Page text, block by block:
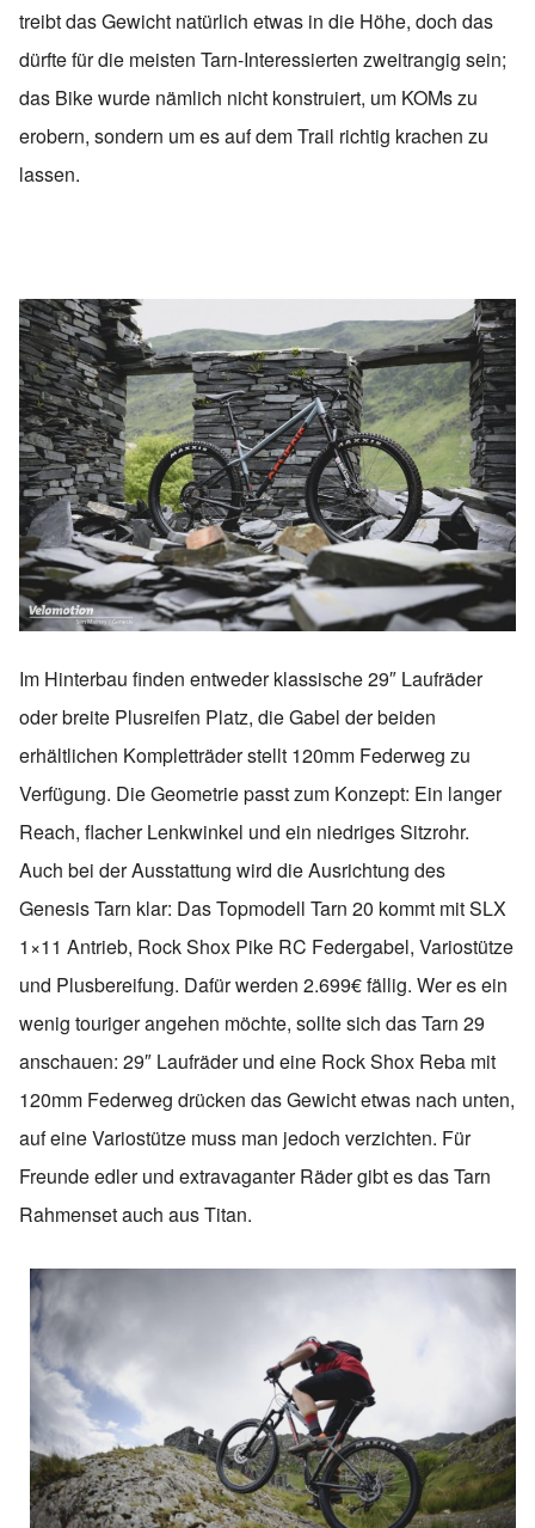
treibt das Gewicht natürlich etwas in die Höhe, doch das
dürfte für die meisten Tarn-Interessierten zweitrangig sein;
das Bike wurde nämlich nicht konstruiert, um KOMs zu
erobern, sondern um es auf dem Trail richtig krachen zu
lassen.
Im Hinterbau finden entweder klassische 29″ Laufräder
oder breite Plusreifen Platz, die Gabel der beiden
erhältlichen Kompletträder stellt 120mm Federweg zu
Verfügung. Die Geometrie passt zum Konzept: Ein langer
Reach, flacher Lenkwinkel und ein niedriges Sitzrohr.
Auch bei der Ausstattung wird die Ausrichtung des
Genesis Tarn klar: Das Topmodell Tarn 20 kommt mit SLX
1×11 Antrieb, Rock Shox Pike RC Federgabel, Variostütze
und Plusbereifung. Dafür werden 2.699€ fällig. Wer es ein
wenig touriger angehen möchte, sollte sich das Tarn 29
anschauen: 29″ Laufräder und eine Rock Shox Reba mit
120mm Federweg drücken das Gewicht etwas nach unten,
auf eine Variostütze muss man jedoch verzichten. Für
Freunde edler und extravaganter Räder gibt es das Tarn
Rahmenset auch aus Titan.